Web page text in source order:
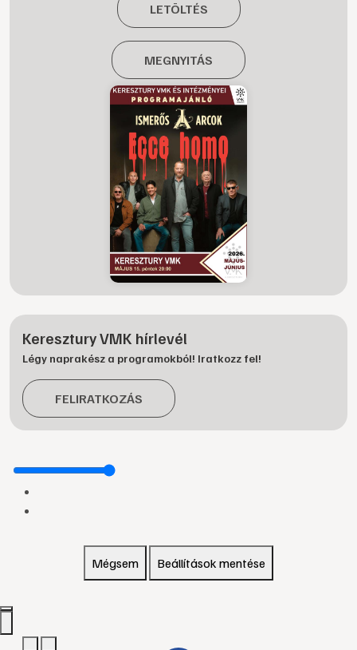
LETÖLTÉS
MEGNYITÁS
Keresztury VMK hírlevél
Légy naprakész a programokból! Iratkozz fel!
FELIRATKOZÁS
Mégsem Beállítások mentése